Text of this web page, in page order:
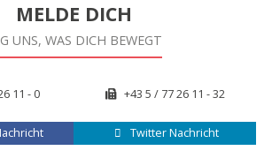
MELDE DICH
UNS, WAS DICH BEWEGT
11 - 0 +43 5 / 77 26 11 - 32
Twitter Nachricht